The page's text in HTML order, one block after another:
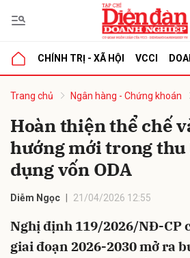
CHÍNH TRỊ - XÃ HỘI VCCI
Trang chủ Ngân hàng - Chứng khoán
Hoàn thiện thể chế
hướng mới trong
dụng vốn ODA
Diễm Ngọc 21/04/2026 12:55
Nghị định 119/2026/NĐ-CP
giai đoạn 2026-2030 mở ra
luận